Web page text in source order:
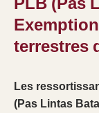
terrestres
Les
(Pas Lintas